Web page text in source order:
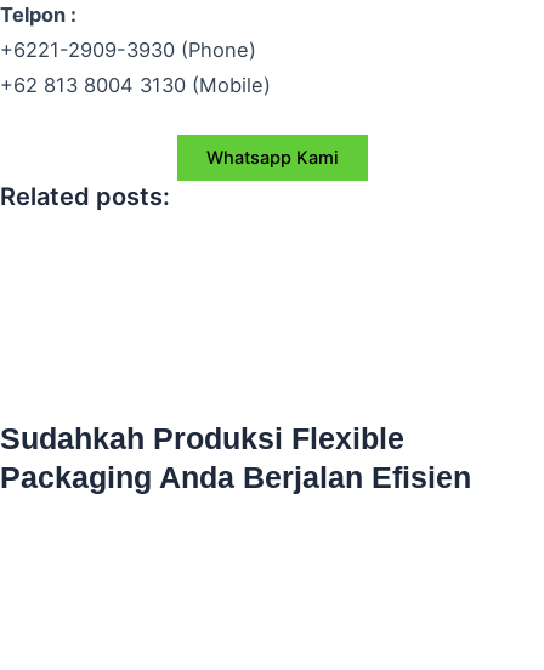
Telpon :
+6221-2909-3930 (Phone)
+62 813 8004 3130 (Mobile)
Whatsapp Kami
Related posts:
Sudahkah Produksi Flexible
Packaging Anda Berjalan Efisien